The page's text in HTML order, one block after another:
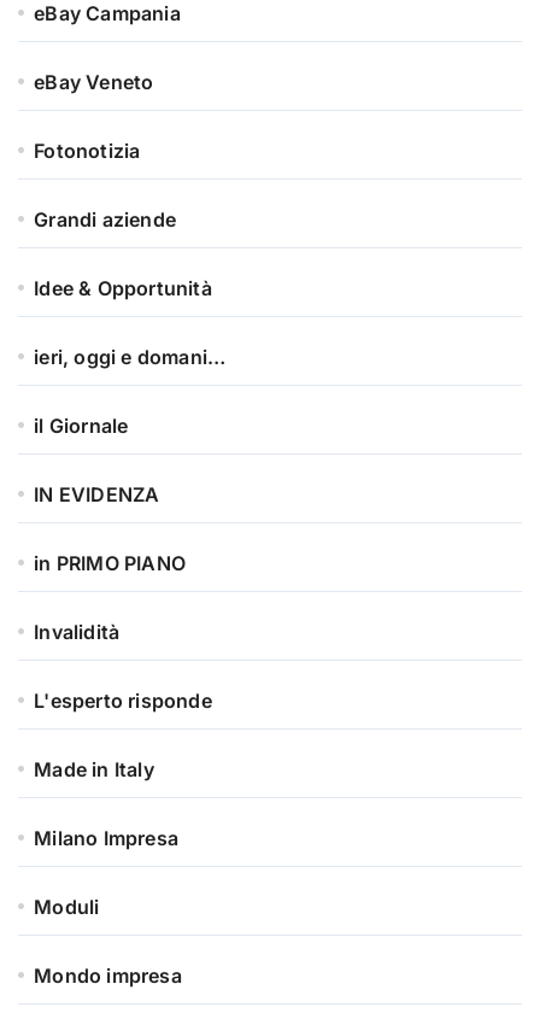
eBay Campania
eBay Veneto
Fotonotizia
Grandi aziende
Idee & Opportunità
ieri, oggi e domani…
il Giornale
IN EVIDENZA
in PRIMO PIANO
Invalidità
L'esperto risponde
Made in Italy
Milano Impresa
Moduli
Mondo impresa